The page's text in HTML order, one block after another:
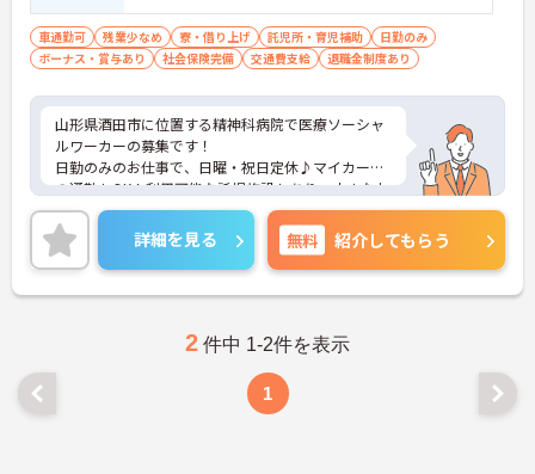
車通勤可 残業少なめ 寮・借り上げ 託児所・育児補助
日勤のみ
ボーナス・賞与あり
社会保険完備 交通費支給 退職金制度あり
山形県酒田市に位置する精神科病院で医療ソーシャ
ルワーカーの募集です！
日勤のみのお仕事で、日曜・祝日定休♪マイカーで
の通勤もOK！利用可能な託児施設もあり、小さなお
子さんがいる方でも安心して働くことができる環境
です！しっかりとしたフォロー体制で、経験に関わ
らず安心してスタートできます。
こちらの求人にご興味がございましたら面接のポイ
ントもお伝えしますので是非ご応募お待ちしており
詳細を見る 無料 紹介してもらう
2 件中 1-2件を表示
1